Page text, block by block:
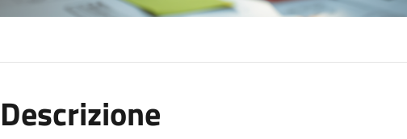
Descrizione